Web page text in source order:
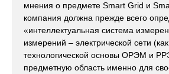
мнения о предмете Smart Grid и
компания должна прежде всего
«интеллектуальная система
измерений – электрической сети
технологической основы ОРЭМ и
предметную область именно для